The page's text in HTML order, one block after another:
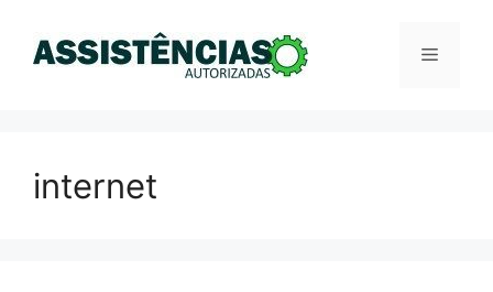
Menu
internet